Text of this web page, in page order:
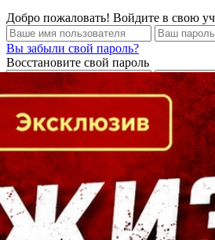
Добро пожаловать! Войдите в свою
Вы забыли свой пароль?
Восстановите свой пароль
Кто есть кто в Байкальском регионе